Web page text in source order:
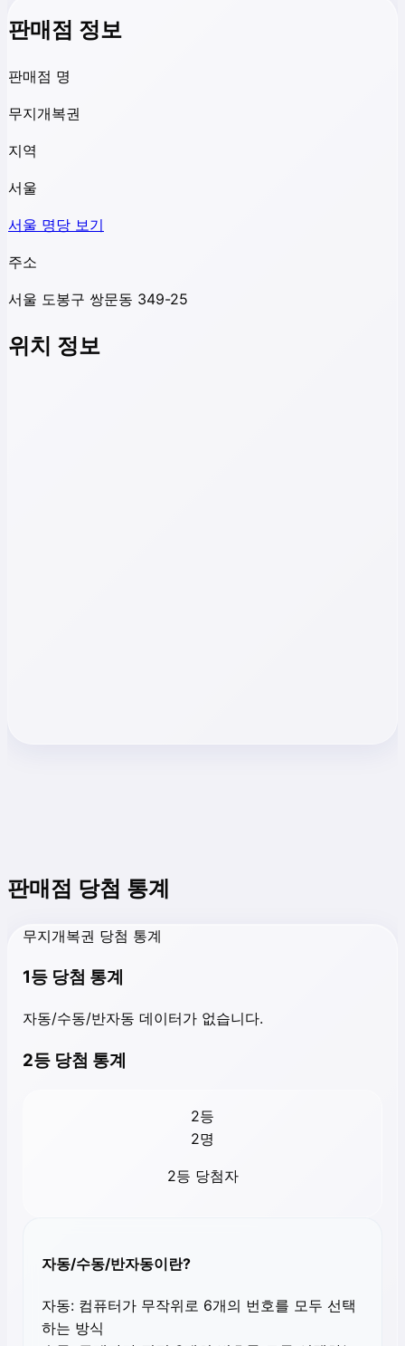
판매점 정보
판매점 명
무지개복권
지역
서울
서울 명당 보기
주소
서울 도봉구 쌍문동 349-25
위치 정보
판매점 당첨 통계
무지개복권 당첨 통계
1등 당첨 통계
자동/수동/반자동 데이터가 없습니다.
2등 당첨 통계
2등
2명
2등 당첨자
자동/수동/반자동이란?
자동: 컴퓨터가 무작위로 6개의 번호를 모두 선택
하는 방식